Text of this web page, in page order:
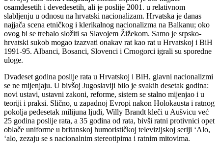
osamdesetih i devedesetih, ali je poslije 2001. u relativnom
slabljenju u odnosu na hrvatski nacionalizam. Hrvatska je danas
najjača scena etničkog i klerikalnog nacionalizma na Balkanu; oko
ovog bi se trebalo složiti sa Slavojem Žižekom. Samo je srpsko-
hrvatski sukob mogao izazvati onakav rat kao rat u Hrvatskoj i BiH
1991-95. Albanci, Bosanci, Slovenci i Crnogorci igrali su sporedne
uloge.
Dvadeset godina poslije rata u Hrvatskoj i BiH, glavni nacionalizmi
se ne mijenjaju. U bivšoj Jugoslaviji bilo je svakih desetak godina:
novi ustavi, ustavni zakoni, reforme, sistem se stalno mijenjao i u
teoriji i praksi. Slično, u zapadnoj Evropi nakon Holokausta i ratnog
pokolja pedesetak milijuna ljudi, Willy Brandt kleči u Aušvicu već
25 godina poslije rata, a 35 godina od rata, bivši ratni protivnici opet
oblače uniforme u britanskoj humorističkoj televizijskoj seriji ‘Alo,
‘alo, zezaju se s nacionalnim stereotipima i ratnim mitovima.